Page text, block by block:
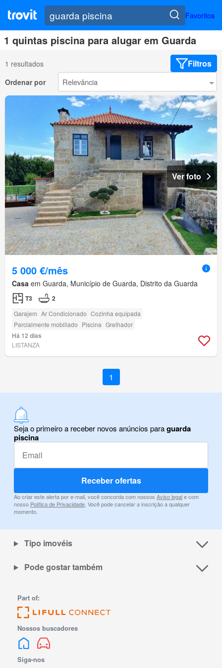
Favoritos
1 quintas piscina para alugar em Guarda
1 resultados Filtros
Ordenar por
Ver foto
5 000 €/mês
Casa em Guarda, Município de Guarda, Distrito da Guarda
T3 2
Garajem Ar Condicionado Cozinha equipada
Parcialmente mobiliado Piscina Grelhador
Há 12 dias
LISTANZA
1
Seja o primeiro a receber novos anúncios paraguarda
piscina
Receber ofertas
Ao criar este alerta por e-mail, você concorda com nossos Aviso legale com
nosso Política de Privacidade. Você pode cancelar a inscrição a qualquer
momento.
Tipo imovéis
Pode gostar também
Part of:
Nossos buscadores
Siga-nos